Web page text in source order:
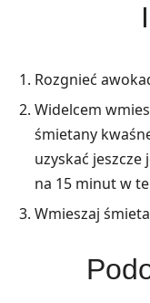
Rozgnieć
Widelcem
śmietany
uzyskać
na 15 minut w
Wmieszaj